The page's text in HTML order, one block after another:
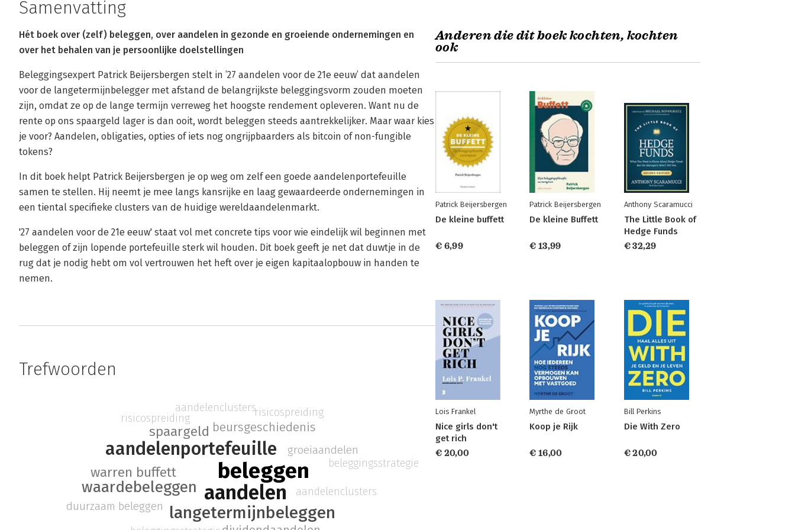
Samenvatting
Hét boek over (zelf) beleggen, over aandelen in gezonde en groeiende ondernemingen en
over het behalen van je persoonlijke doelstellingen
Beleggingsexpert Patrick Beijersbergen stelt in ’27 aandelen voor de 21e eeuw’ dat aandelen
voor de langetermijnbelegger met afstand de belangrijkste beleggingsvorm zouden moeten
zijn, omdat ze op de lange termijn verreweg het hoogste rendement opleveren. Want nu de
rente op ons spaargeld lager is dan ooit, wordt beleggen steeds aantrekkelijker. Maar waar kies
je voor? Aandelen, obligaties, opties of iets nog ongrijpbaarders als bitcoin of non-fungible
tokens?
In dit boek helpt Patrick Beijersbergen je op weg om zelf een goede aandelenportefeuille
samen te stellen. Hij neemt je mee langs kansrijke en laag gewaardeerde ondernemingen in
een tiental specifieke clusters van de huidige wereldaandelenmarkt.
'27 aandelen voor de 21e eeuw' staat vol met concrete tips voor wie eindelijk wil beginnen met
beleggen of zijn lopende portefeuille sterk wil houden. Dit boek geeft je net dat duwtje in de
rug dat je nodig hebt om vol vertrouwen het heft over je eigen kapitaalopbouw in handen te
nemen.
Trefwoorden
beleggen
aandelen
aandelenportefeuille
langetermijnbeleggen
waardebeleggen
warren buffett
spaargeld beursgeschiedenis
duurzaam beleggen
groeiaandelen
aandelenclusters
risicospreiding
aandelenclusters
beleggingsstrategie
risicospreiding
Anderen die dit boek kochten, kochten
ook
Patrick Beijersbergen
De kleine buffett
€ 6,99
Patrick Beijersbergen
De kleine Buffett
€ 13,99
Anthony Scaramucci
The Little Book of
Hedge Funds
€ 32,29
Lois Frankel
Nice girls don't
get rich
€ 20,00
Myrthe de Groot
Koop je Rijk
€ 16,00
Bill Perkins
Die With Zero
€ 20,00